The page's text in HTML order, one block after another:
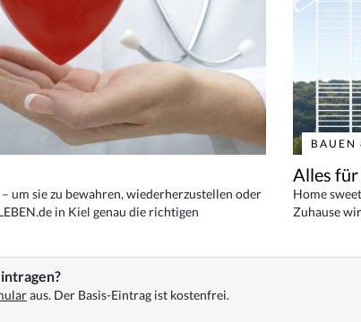
um sie zu bewahren, wiederherzustellen oder
in Kiel genau die richtigen
BAUEN
Alles
Home
Zuhause
aus. Der Basis-Eintrag ist kostenfrei.